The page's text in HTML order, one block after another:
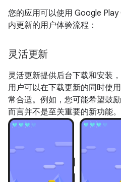
您的应用可以使用 Google
内更新的用户体验流程：
灵活更新
灵活更新提供后台下载和安装
用户可以在下载更新的同时使
常合适。例如，您可能希望鼓
而言并不是至关重要的新功能。